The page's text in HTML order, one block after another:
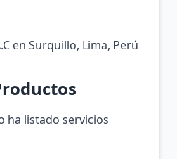
en Surquillo, Lima, Perú
ha listado servicios